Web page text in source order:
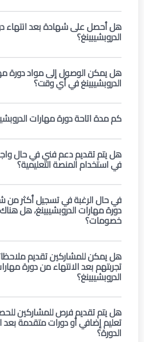
هل أحصل على شهادة بعد انتهاء
الدروبشيبينغ؟
هل يمكن الوصول إلى مواد دورة
الدروبشيبينغ في أي وقت؟
كم مدة اتاحة دورة مهارات
هل يتم تقديم دعم فني في حال
في استخدام المنصة التعليمية؟
في حال الرغبة في تسجيل
دورة مهارات الدروبشيبينغ، هل
خصومات؟
هل يمكن للمشاركين تقديم
تجربتهم بعد الانتهاء من دورة
الدروبشيبينغ؟
هل يتم تقديم فرص للمشاركين
تعليم إضافي أو دورات متقدمة بعد
الدورة؟